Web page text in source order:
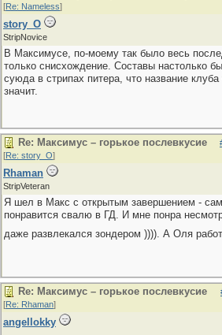
[Re: Nameless]
story_O
StripNovice
В Максимусе, по-моему так было весь
только снисхождение. Составы настолько
суюда в стрипах питера, что название
значит.
Re: Максимус – горькое послевкусие
[Re: story_O]
Rhaman
StripVeteran
Я шел в Макс с открытым завершением -
понравится свалю в ГД. И мне понра
даже развлекался зондером )))). А Оля
Re: Максимус – горькое послевкусие
[Re: Rhaman]
angellokky